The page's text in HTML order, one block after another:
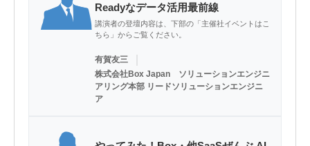
Readyなデータ活用最前線
講演者の登壇内容は、下部の「主催社イベントはこ
ちら」からご覧ください。
有賀友三
株式会社Box Japan ソリューションエンジニ
アリング本部 リードソリューションエンジニ
ア